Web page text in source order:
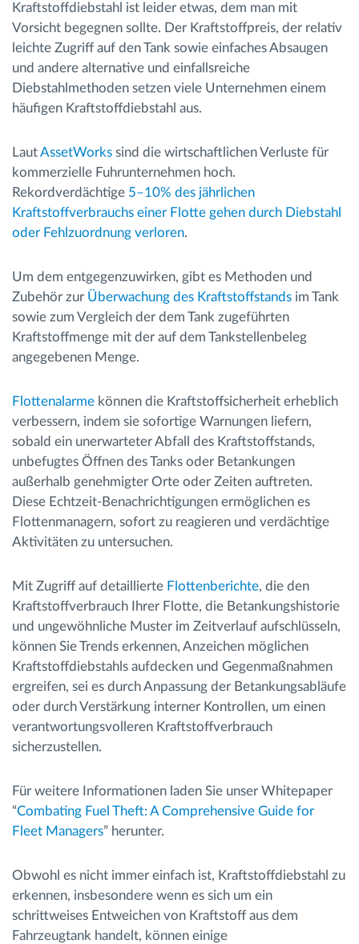
Kraftstoffdiebstahl ist leider etwas, dem man mit
Vorsicht begegnen sollte. Der Kraftstoffpreis, der relativ
leichte Zugriff auf den Tank sowie einfaches Absaugen
und andere alternative und einfallsreiche
Diebstahlmethoden setzen viele Unternehmen einem
häufigen Kraftstoffdiebstahl aus.
LautAssetWorks sind die wirtschaftlichen Verluste für
kommerzielle Fuhrunternehmen hoch.
Rekordverdächtige 5–10% des jährlichen
Kraftstoffverbrauchs einer Flotte gehen durch Diebstahl
oder Fehlzuordnung verloren.
Um dem entgegenzuwirken, gibt es Methoden und
Zubehör zur Überwachung des Kraftstoffstands im Tank
sowie zum Vergleich der dem Tank zugeführten
Kraftstoffmenge mit der auf dem Tankstellenbeleg
angegebenen Menge.
Flottenalarme können die Kraftstoffsicherheit erheblich
verbessern, indem sie sofortige Warnungen liefern,
sobald ein unerwarteter Abfall des Kraftstoffstands,
unbefugtes Öffnen des Tanks oder Betankungen
außerhalb genehmigter Orte oder Zeiten auftreten.
Diese Echtzeit-Benachrichtigungen ermöglichen es
Flottenmanagern, sofort zu reagieren und verdächtige
Aktivitäten zu untersuchen.
Mit Zugriff auf detaillierte Flottenberichte, die den
Kraftstoffverbrauch Ihrer Flotte, die Betankungshistorie
und ungewöhnliche Muster im Zeitverlauf aufschlüsseln,
können Sie Trends erkennen, Anzeichen möglichen
Kraftstoffdiebstahls aufdecken und Gegenmaßnahmen
ergreifen, sei es durch Anpassung der Betankungsabläufe
oder durch Verstärkung interner Kontrollen, um einen
verantwortungsvolleren Kraftstoffverbrauch
sicherzustellen.
Für weitere Informationen laden Sie unser Whitepaper
“Combating Fuel Theft: A Comprehensive Guide for
Fleet Managers” herunter.
Obwohl es nicht immer einfach ist, Kraftstoffdiebstahl zu
erkennen, insbesondere wenn es sich um ein
schrittweises Entweichen von Kraftstoff aus dem
Fahrzeugtank handelt, können einige